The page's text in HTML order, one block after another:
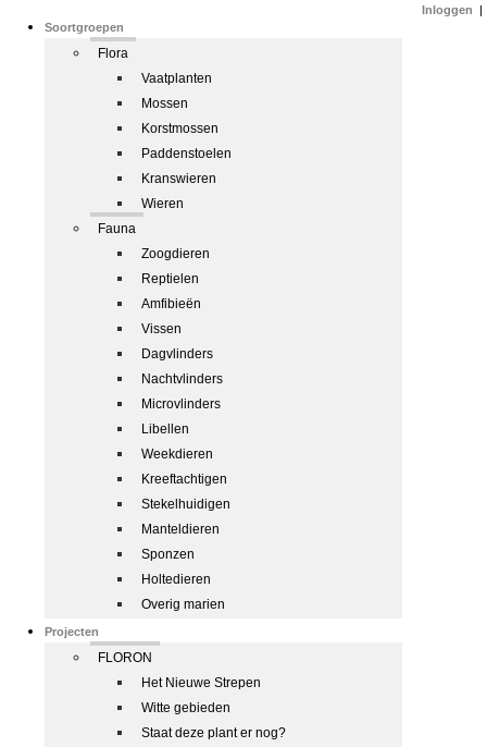
Soortgroepen
Flora
Vaatplanten
Mossen
Korstmossen
Paddenstoelen
Kranswieren
Wieren
Fauna
Zoogdieren
Reptielen
Amfibieën
Vissen
Dagvlinders
Nachtvlinders
Microvlinders
Libellen
Weekdieren
Kreeftachtigen
Stekelhuidigen
Manteldieren
Sponzen
Holtedieren
Overig marien
Projecten
FLORON
Het Nieuwe Strepen
Witte gebieden
Staat deze plant er nog?
Inloggen |